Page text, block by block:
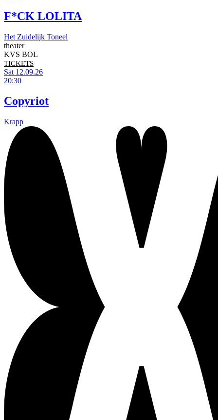
F*CK LOLITA
Het Zuidelijk Toneel
theater
KVS BOL
TICKETS
Sat 12.09.26
20:30
Copyriot
Krapp